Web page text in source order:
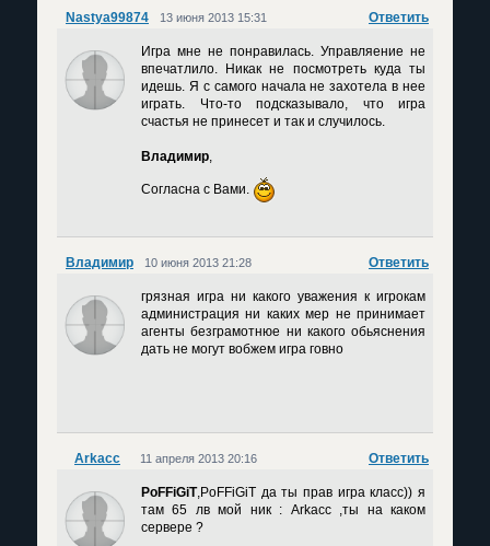
Nastya99874 Ответить
13 июня 2013 15:31
Игра мне не понравилась. Управляение не
впечатлило. Никак не посмотреть куда ты
идешь. Я с самого начала не захотела в нее
играть. Что-то подсказывало, что игра
счастья не принесет и так и случилось.
Владимир,
Согласна с Вами.
Владимир Ответить
10 июня 2013 21:28
грязная игра ни какого уважения к игрокам
администрация ни каких мер не принимает
агенты безграмотнюе ни какого обьяснения
дать не могут вобжем игра говно
Arkacc Ответить
11 апреля 2013 20:16
PoFFiGiT,PoFFiGiT да ты прав игра класс)) я
там 65 лв мой ник : Arkacc ,ты на каком
сервере ?